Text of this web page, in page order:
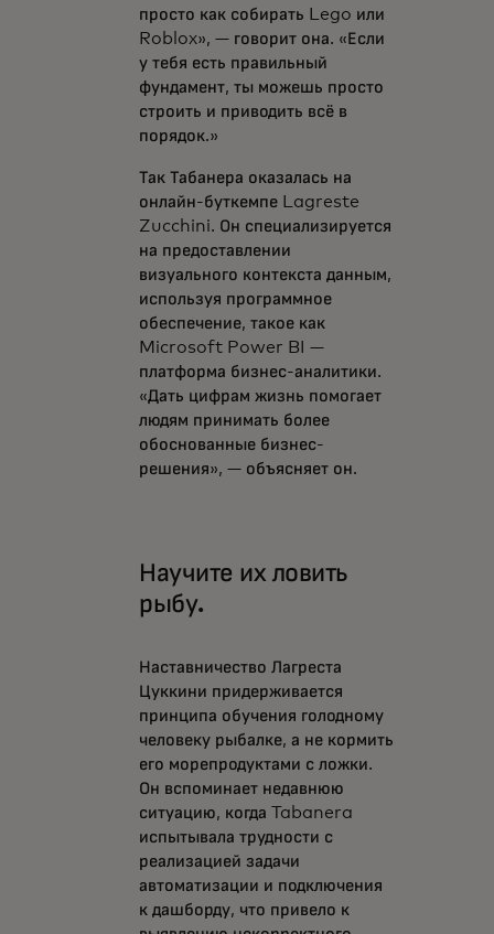
просто как собирать Lego или
Roblox», — говорит она. «Если
у тебя есть правильный
фундамент, ты можешь просто
строить и приводить всё в
порядок.»
Так Табанера оказалась на
онлайн-буткемпе Lagreste
Zucchini. Он специализируется
на предоставлении
визуального контекста данным,
используя программное
обеспечение, такое как
Microsoft Power BI —
платформа бизнес-аналитики.
«Дать цифрам жизнь помогает
людям принимать более
обоснованные бизнес-
решения», — объясняет он.
Научите их ловить
рыбу.
Наставничество Лагреста
Цуккини придерживается
принципа обучения голодному
человеку рыбалке, а не кормить
его морепродуктами с ложки.
Он вспоминает недавнюю
ситуацию, когда Tabanera
испытывала трудности с
реализацией задачи
автоматизации и подключения
к дашборду, что привело к